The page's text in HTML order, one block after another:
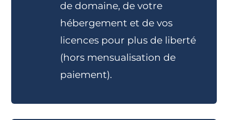
de domaine, de votre
hébergement et de vos
licences pour plus de liberté
(hors mensualisation de
paiement).